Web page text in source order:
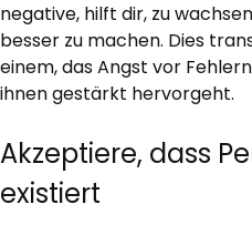
negative, hilft dir, zu
besser zu machen. Dies
einem, das Angst vor
ihnen gestärkt hervorgeht.
Akzeptiere, dass
existiert